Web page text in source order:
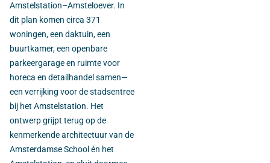
Amstelstation–Amsteloever. In
dit plan komen circa 371
woningen, een daktuin, een
buurtkamer, een openbare
parkeergarage en ruimte voor
horeca en detailhandel samen—
een verrijking voor de stadsentree
bij het Amstelstation. Het
ontwerp grijpt terug op de
kenmerkende architectuur van de
Amsterdamse School én het